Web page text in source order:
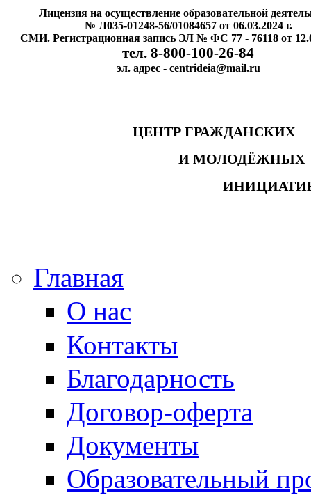
Лицензия на осуществление образовательной
№ Л035-01248-56/01084657 от 06.03.2024 г.
СМИ. Регистрационная запись ЭЛ № ФС 77 - 76118 от
тел. 8-800-100-26-84
эл. адрес - centrideia@mail.ru
ЦЕНТР
И
Главная
О нас
Контакты
Благодарность
Договор-оферта
Документы
Образовательный